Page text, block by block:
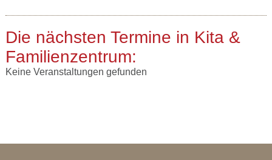
Die nächsten Termine in Kita &
Familienzentrum:
Keine Veranstaltungen gefunden